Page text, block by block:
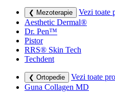
❮ Mezoterapie
Vezi toate
Aesthetic Dermal®
Dr. Pen™
Pistor
RRS® Skin Tech
Techdent
❮ Ortopedie
Vezi toate
Guna Collagen MD